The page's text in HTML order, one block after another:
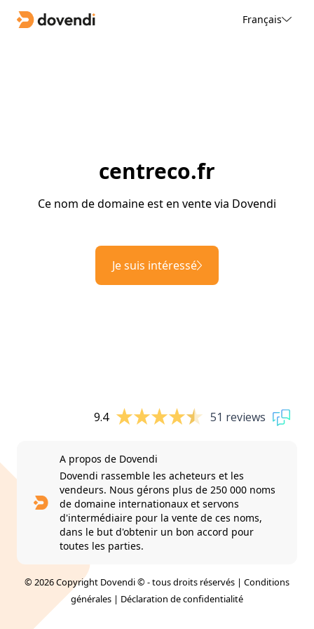
Français
centreco.fr
Ce nom de domaine est en vente via Dovendi
Je suis intéressé
9.4 51 reviews
A propos de Dovendi
Dovendi rassemble les acheteurs et les
vendeurs. Nous gérons plus de 250 000 noms
de domaine internationaux et servons
d'intermédiaire pour la vente de ces noms,
dans le but d'obtenir un bon accord pour
toutes les parties.
© 2026 Copyright Dovendi © - tous droits réservés | Conditions
générales | Déclaration de confidentialité